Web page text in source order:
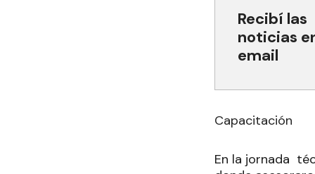
Recibí las
noticias
email
Capacitación
En la jornada